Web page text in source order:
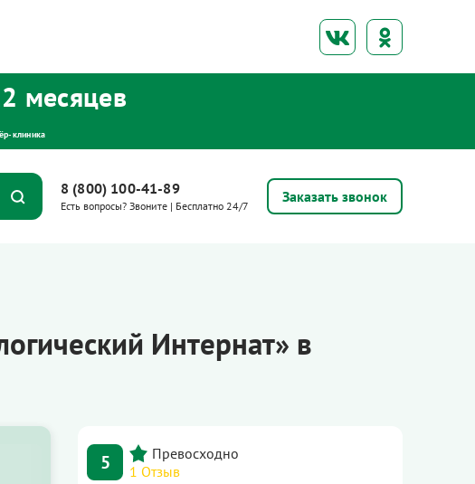
месяцев
8 (800) 100-41-89
Есть вопросы? Звоните | Бесплатно 24/7
Заказать звонок
Интернат» в
5
1 Отзыв